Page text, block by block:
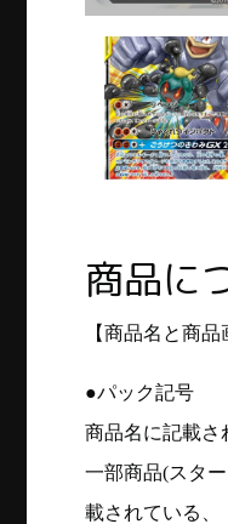
商品に
【商品名と商品
●パック記号
商品名に記載さ
一部商品(スタ
載されている、